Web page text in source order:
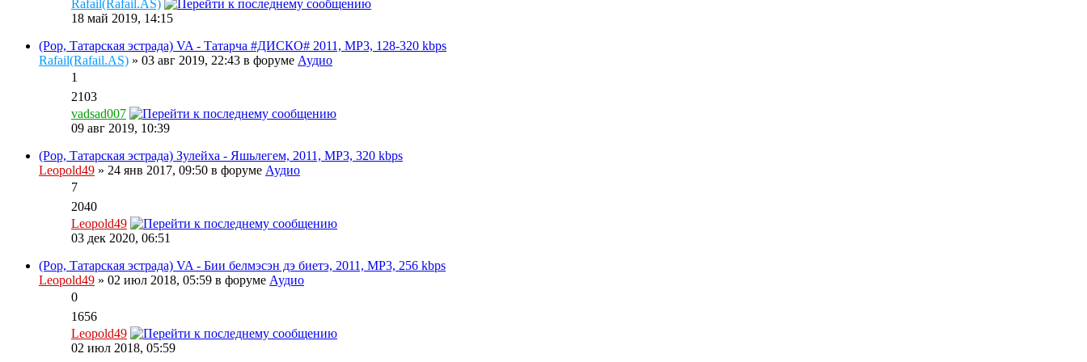
Rafail(Rafail.AS)
18 май 2019, 14:15
(Pop, Татарская эстрада) VA - Татарча #ДИСКО# 2011, MP3, 128-320 kbps
Rafail(Rafail.AS) » 03 авг 2019, 22:43 в форуме Аудио
1
2103
vadsad007
09 авг 2019, 10:39
(Pop, Татарская эстрада) Зулейха - Яшьлегем, 2011, MP3, 320 kbps
Leopold49 » 24 янв 2017, 09:50 в форуме Аудио
7
2040
Leopold49
03 дек 2020, 06:51
(Pop, Татарская эстрада) VA - Бии белмэсэн дэ биетэ, 2011, MP3, 256 kbps
Leopold49 » 02 июл 2018, 05:59 в форуме Аудио
0
1656
Leopold49
02 июл 2018, 05:59